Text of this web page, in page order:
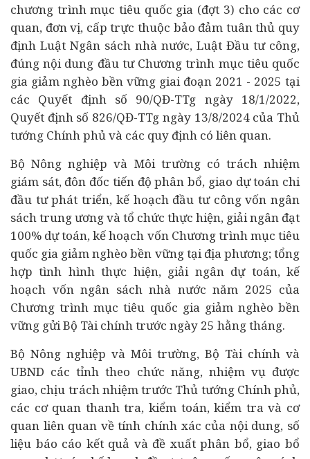
chương trình mục tiêu quốc gia (đợt 3) cho các cơ
quan, đơn vị, cấp trực thuộc bảo đảm tuân thủ quy
định Luật Ngân sách nhà nước, Luật Đầu tư công,
đúng nội dung đầu tư Chương trình mục tiêu quốc
gia giảm nghèo bền vững giai đoạn 2021 - 2025 tại
các Quyết định số 90/QĐ-TTg ngày 18/1/2022,
Quyết định số 826/QĐ-TTg ngày 13/8/2024 của Thủ
tướng Chính phủ và các quy định có liên quan.
Bộ Nông nghiệp và Môi trường có trách nhiệm
giám sát, đôn đốc tiến độ phân bổ, giao dự toán chi
đầu tư phát triển, kế hoạch đầu tư công vốn ngân
sách trung ương và tổ chức thực hiện, giải ngân đạt
100% dự toán, kế hoạch vốn Chương trình mục tiêu
quốc gia giảm nghèo bền vững tại địa phương; tổng
hợp tình hình thực hiện, giải ngân dự toán, kế
hoạch vốn ngân sách nhà nước năm 2025 của
Chương trình mục tiêu quốc gia giảm nghèo bền
vững gửi Bộ Tài chínhtrước ngày 25 hằng tháng.
Bộ Nông nghiệp và Môi trường, Bộ Tài chính và
UBND các tỉnh theo chức năng, nhiệm vụ được
giao, chịu trách nhiệm trước Thủ tướng Chính phủ,
các cơ quan thanh tra, kiểm toán, kiểm tra và cơ
quan liên quan về tính chính xác của nội dung, số
liệu báo cáo kết quả và đề xuất phân bổ, giao bổ